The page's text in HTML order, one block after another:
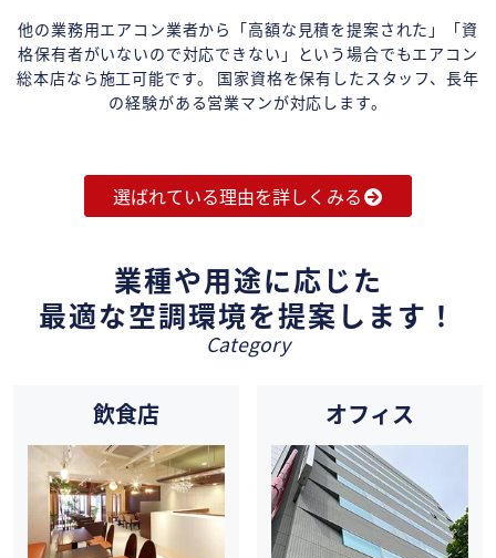
他の業務用エアコン業者から「高額な見積を提案された」「資
格保有者がいないので対応できない」という場合でもエアコン
総本店なら施工可能です。 国家資格を保有したスタッフ、長年
の経験がある営業マンが対応します。
選ばれている理由を詳しくみる
業種や用途に応じた
最適な空調環境を提案します！
Category
飲食店 オフィス